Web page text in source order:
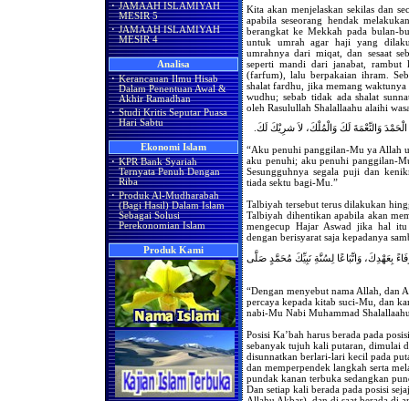
· JAMAAH ISLAMIYAH
MESIR 5
· JAMAAH ISLAMIYAH
MESIR 4
Analisa
· Kerancauan Ilmu Hisab
Dalam Penentuan Awal &
Akhir Ramadhan
· Studi Kritis Seputar Puasa
Hari Sabtu
Ekonomi Islam
· KPR Bank Syariah
Ternyata Penuh Dengan
Riba
· Produk Al-Mudharabah
(Bagi Hasil) Dalam Islam
Sebagai Solusi
Perekonomian Islam
Produk Kami
Kita akan menjelaskan sekilas dan
apabila seseorang hendak
berangkat ke Mekkah pada bulan-
untuk umrah agar haji yang
umrahnya dari miqat, dan sesaat
seperti mandi dari janabat,
(farfum), lalu berpakaian ihram.
shalat fardhu, jika memang waktunya
wudhu; sebab tidak ada shalat
oleh Rasulullah Shalallaahu alaihi
وَالنِّعْمَةَ لَكَ وَالْمُلْكَ، لاَ شرِيْكَ لَكَ.
“Aku penuhi panggilan-Mu ya Allah
aku penuhi; aku penuhi panggilan-
Sesungguhnya segala puji dan
tiada sektu bagi-Mu.”
Talbiyah tersebut terus dilakukan
Talbiyah dihentikan apabila akan
mengecup Hajar Aswad jika hal
dengan berisyarat saja kepadanya
بِعَهْدِكَ، وَاتِّبَاعًا لِسُنَّةِ نَبِيِّكَ مُحَمَّدٍ صَلَّى
“Dengan menyebut nama Allah, dan
percaya kepada kitab suci-Mu, dan
nabi-Mu Nabi Muhammad
Posisi Ka’bah harus berada pada
sebanyak tujuh kali putaran, dimulai
disunnatkan berlari-lari kecil pada
dan memperpendek langkah serta
pundak kanan terbuka sedangkan
Dan setiap kali berada pada posisi